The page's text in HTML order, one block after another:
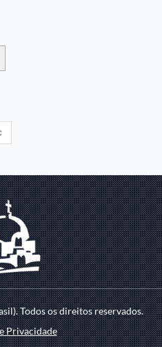
Todos os direitos reservados.
Privacidade